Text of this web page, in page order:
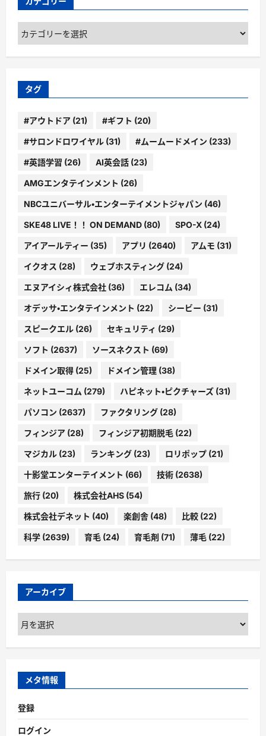
カ
テ
ゴ
ー
タグ
#アウトドア (21) #ギフト (20)
#サロンドロワイヤル (31) #ムームードメイン (233)
#英語学習 (26) AI英会話 (23)
AMGエンタテインメント (26)
NBCユニバーサル・エンターテイメントジャパン (46)
SKE48 LIVE！！ ON DEMAND (80) SPO-X (24)
アイアールティー (35) アプリ (2640) アムモ (31)
イクオス (28) ウェブホスティング (24)
エヌアイシィ株式会社 (36) エレコム (34)
オデッサ・エンタテインメント (22) シービー (31)
スピークエル (26) セキュリティ (29)
ソフト (2637) ソースネクスト (69)
ドメイン取得 (25) ドメイン管理 (38)
ネットユーコム (279) ハピネット・ピクチャーズ (31)
パソコン (2637) ファクタリング (28)
フィンジア (28) フィンジア初期脱毛 (22)
マジカル (23) ランキング (23) ロリポップ (21)
十影堂エンターテイメント (66) 技術 (2638)
旅行 (20) 株式会社AHS (54)
株式会社デネット (40) 楽創舎 (48) 比較 (22)
科学 (2639) 育毛 (24) 育毛剤 (71) 薄毛 (22)
アーカイブ
ア
ー
カ
ブ
メタ情報
登録
ログイン